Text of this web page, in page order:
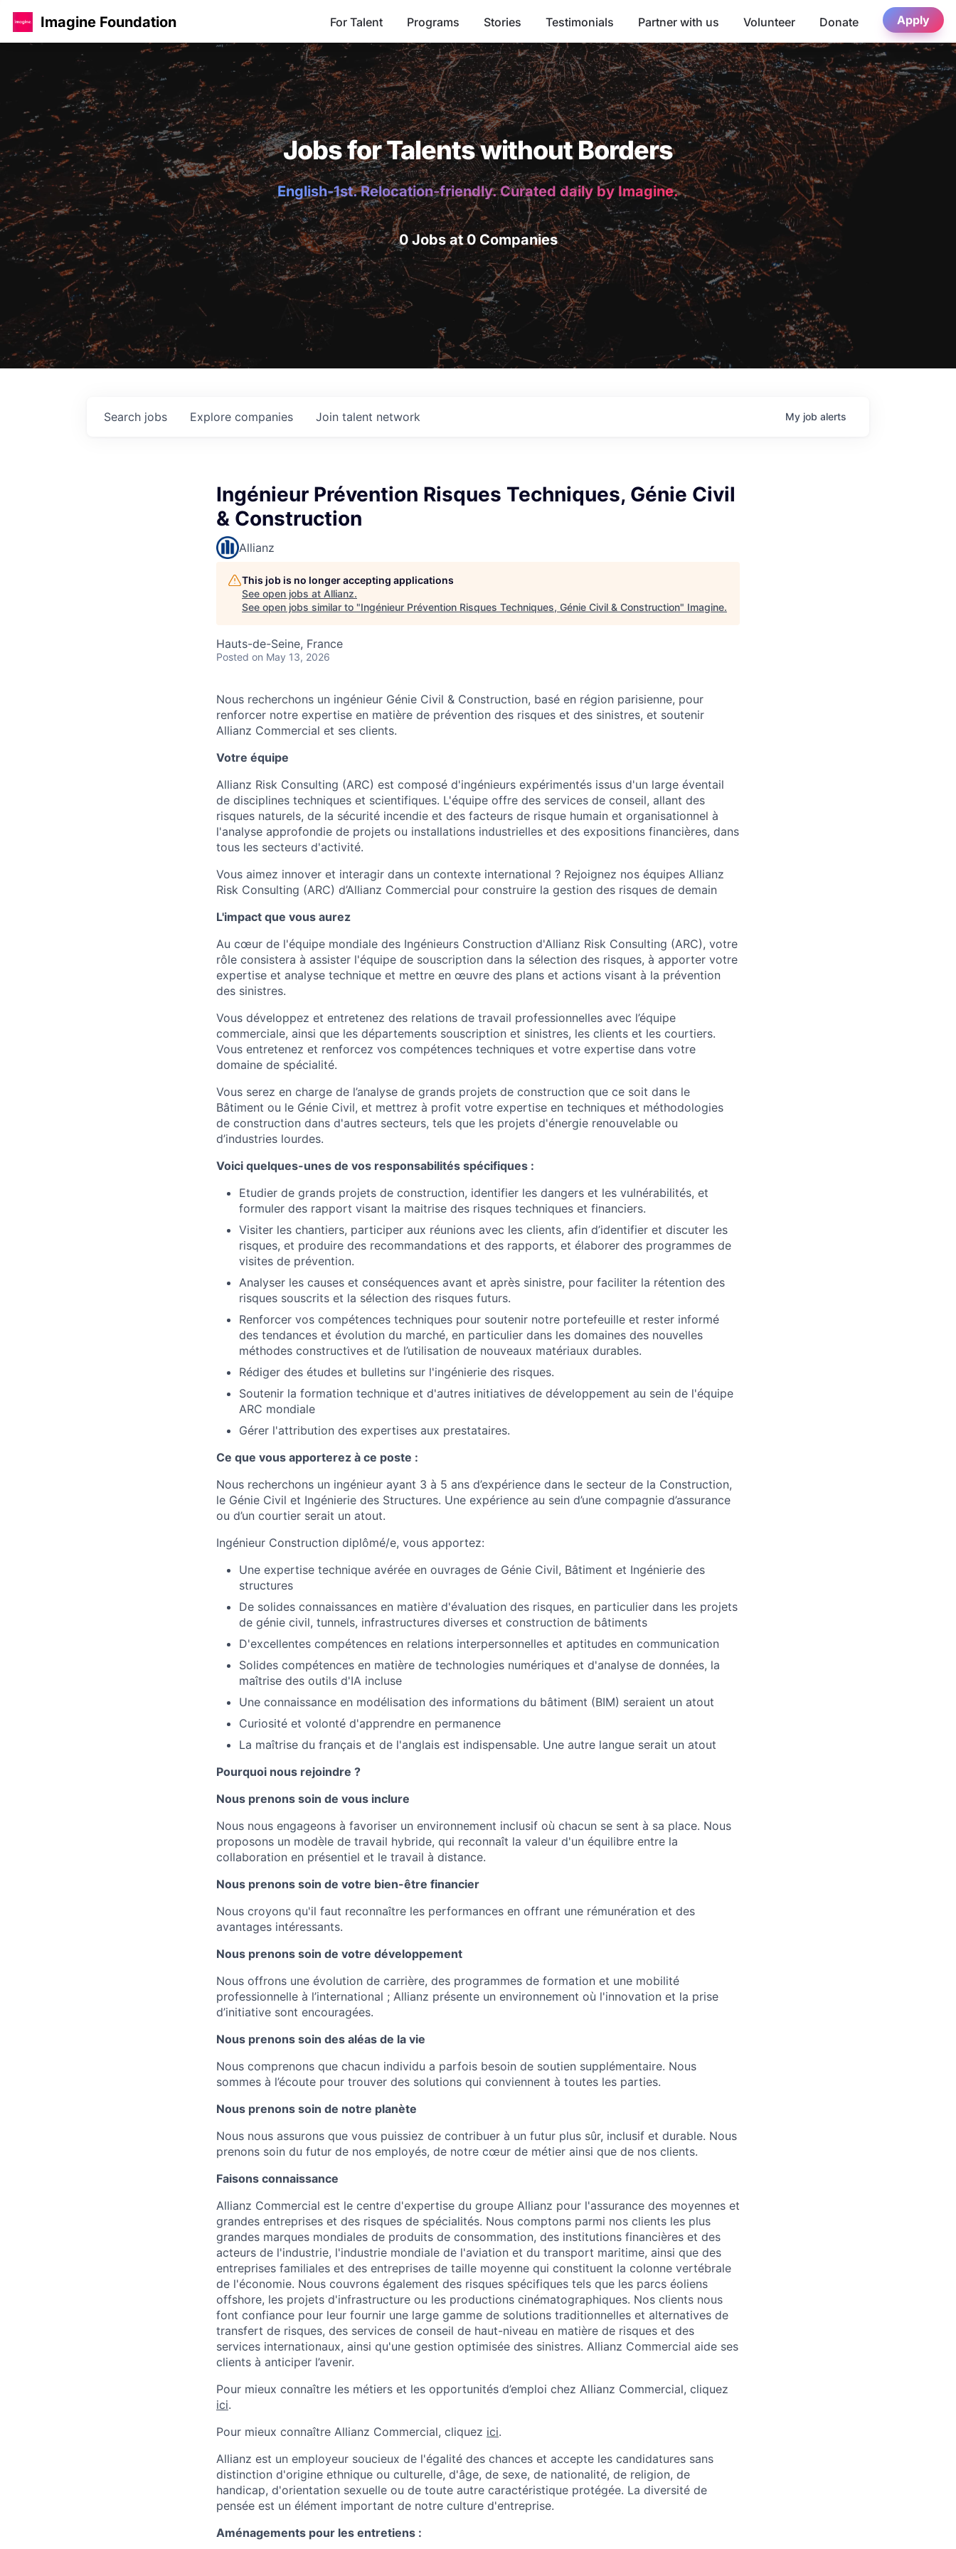
Imagine Foundation For Talent Programs Stories Testimonials Partner with us Volunteer Donate Apply
Jobs for Talents without Borders
English-1st. Relocation-friendly. Curated daily by Imagine.
0 Jobs at 0 Companies
Search jobs Explore companies Join talent network My job alerts
Ingénieur Prévention Risques Techniques, Génie Civil
& Construction
Allianz
This job is no longer accepting applications
See open jobs at Allianz.
See open jobs similar to "Ingénieur Prévention Risques Techniques, Génie Civil & Construction" Imagine.
Hauts-de-Seine, France
Posted on May 13, 2026
Nous recherchons un ingénieur Génie Civil & Construction, basé en région parisienne, pour
renforcer notre expertise en matière de prévention des risques et des sinistres, et soutenir
Allianz Commercial et ses clients.
Votre équipe
Allianz Risk Consulting (ARC) est composé d'ingénieurs expérimentés issus d'un large éventail
de disciplines techniques et scientifiques. L'équipe offre des services de conseil, allant des
risques naturels, de la sécurité incendie et des facteurs de risque humain et organisationnel à
l'analyse approfondie de projets ou installations industrielles et des expositions financières, dans
tous les secteurs d'activité.
Vous aimez innover et interagir dans un contexte international ? Rejoignez nos équipes Allianz
Risk Consulting (ARC) d’Allianz Commercial pour construire la gestion des risques de demain
L'impact que vous aurez
Au cœur de l'équipe mondiale des Ingénieurs Construction d'Allianz Risk Consulting (ARC), votre
rôle consistera à assister l'équipe de souscription dans la sélection des risques, à apporter votre
expertise et analyse technique et mettre en œuvre des plans et actions visant à la prévention
des sinistres.
Vous développez et entretenez des relations de travail professionnelles avec l’équipe
commerciale, ainsi que les départements souscription et sinistres, les clients et les courtiers.
Vous entretenez et renforcez vos compétences techniques et votre expertise dans votre
domaine de spécialité.
Vous serez en charge de l’analyse de grands projets de construction que ce soit dans le
Bâtiment ou le Génie Civil, et mettrez à profit votre expertise en techniques et méthodologies
de construction dans d'autres secteurs, tels que les projets d'énergie renouvelable ou
d’industries lourdes.
Voici quelques-unes de vos responsabilités spécifiques :
Etudier de grands projets de construction, identifier les dangers et les vulnérabilités, et
formuler des rapport visant la maitrise des risques techniques et financiers.
Visiter les chantiers, participer aux réunions avec les clients, afin d’identifier et discuter les
risques, et produire des recommandations et des rapports, et élaborer des programmes de
visites de prévention.
Analyser les causes et conséquences avant et après sinistre, pour faciliter la rétention des
risques souscrits et la sélection des risques futurs.
Renforcer vos compétences techniques pour soutenir notre portefeuille et rester informé
des tendances et évolution du marché, en particulier dans les domaines des nouvelles
méthodes constructives et de l’utilisation de nouveaux matériaux durables.
Rédiger des études et bulletins sur l'ingénierie des risques.
Soutenir la formation technique et d'autres initiatives de développement au sein de l'équipe
ARC mondiale
Gérer l'attribution des expertises aux prestataires.
Ce que vous apporterez à ce poste :
Nous recherchons un ingénieur ayant 3 à 5 ans d’expérience dans le secteur de la Construction,
le Génie Civil et Ingénierie des Structures. Une expérience au sein d’une compagnie d’assurance
ou d’un courtier serait un atout.
Ingénieur Construction diplômé/e, vous apportez:
Une expertise technique avérée en ouvrages de Génie Civil, Bâtiment et Ingénierie des
structures
De solides connaissances en matière d'évaluation des risques, en particulier dans les projets
de génie civil, tunnels, infrastructures diverses et construction de bâtiments
D'excellentes compétences en relations interpersonnelles et aptitudes en communication
Solides compétences en matière de technologies numériques et d'analyse de données, la
maîtrise des outils d'IA incluse
Une connaissance en modélisation des informations du bâtiment (BIM) seraient un atout
Curiosité et volonté d'apprendre en permanence
La maîtrise du français et de l'anglais est indispensable. Une autre langue serait un atout
Pourquoi nous rejoindre ?
Nous prenons soin de vous inclure
Nous nous engageons à favoriser un environnement inclusif où chacun se sent à sa place. Nous
proposons un modèle de travail hybride, qui reconnaît la valeur d'un équilibre entre la
collaboration en présentiel et le travail à distance.
Nous prenons soin de votre bien-être financier
Nous croyons qu'il faut reconnaître les performances en offrant une rémunération et des
avantages intéressants.
Nous prenons soin de votre développement
Nous offrons une évolution de carrière, des programmes de formation et une mobilité
professionnelle à l’international ; Allianz présente un environnement où l'innovation et la prise
d’initiative sont encouragées.
Nous prenons soin des aléas de la vie
Nous comprenons que chacun individu a parfois besoin de soutien supplémentaire. Nous
sommes à l’écoute pour trouver des solutions qui conviennent à toutes les parties.
Nous prenons soin de notre planète
Nous nous assurons que vous puissiez de contribuer à un futur plus sûr, inclusif et durable. Nous
prenons soin du futur de nos employés, de notre cœur de métier ainsi que de nos clients.
Faisons connaissance
Allianz Commercial est le centre d'expertise du groupe Allianz pour l'assurance des moyennes et
grandes entreprises et des risques de spécialités. Nous comptons parmi nos clients les plus
grandes marques mondiales de produits de consommation, des institutions financières et des
acteurs de l'industrie, l'industrie mondiale de l'aviation et du transport maritime, ainsi que des
entreprises familiales et des entreprises de taille moyenne qui constituent la colonne vertébrale
de l'économie. Nous couvrons également des risques spécifiques tels que les parcs éoliens
offshore, les projets d'infrastructure ou les productions cinématographiques. Nos clients nous
font confiance pour leur fournir une large gamme de solutions traditionnelles et alternatives de
transfert de risques, des services de conseil de haut-niveau en matière de risques et des
services internationaux, ainsi qu'une gestion optimisée des sinistres. Allianz Commercial aide ses
clients à anticiper l’avenir.
Pour mieux connaître les métiers et les opportunités d’emploi chez Allianz Commercial, cliquez
ici.
Pour mieux connaître Allianz Commercial, cliquez ici.
Allianz est un employeur soucieux de l'égalité des chances et accepte les candidatures sans
distinction d'origine ethnique ou culturelle, d'âge, de sexe, de nationalité, de religion, de
handicap, d'orientation sexuelle ou de toute autre caractéristique protégée. La diversité de
pensée est un élément important de notre culture d'entreprise.
Aménagements pour les entretiens :